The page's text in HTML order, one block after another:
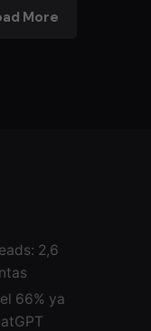
More
2,6
66% ya